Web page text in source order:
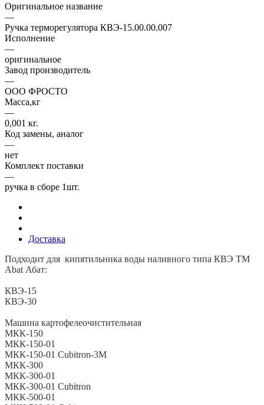
Оригинальное название
—
Ручка терморегулятора КВЭ-15.00.00.007
Исполнение
—
оригинальное
Завод производитель
—
ООО ФРОСТО
Масса,кг
—
0,001 кг.
Код замены, аналог
—
нет
Комплект поставки
—
ручка в сборе 1шт.
Доставка
Подходит для кипятильника воды наливного типа КВЭ ТМ
Abat Абат:
КВЭ-15
КВЭ-30
Машина картофелеочистительная
МКК-150
МКК-150-01
МКК-150-01 Cubitron-3M
МКК-300
МКК-300-01
МКК-300-01 Cubitron
МКК-500-01